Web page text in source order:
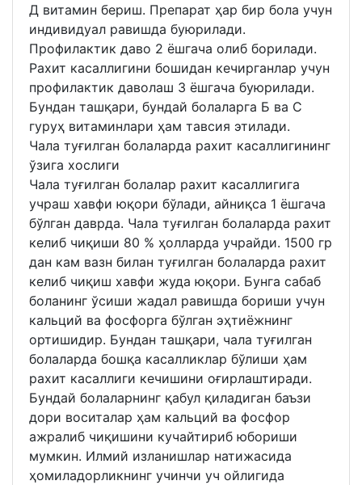
Д витамин бериш. Препарат ҳар бир бола учун
индивидуал равишда буюрилади.
Профилактик даво 2 ёшгача олиб борилади.
Рахит касаллигини бошидан кечирганлар учун
профилактик даволаш 3 ёшгача буюрилади.
Бундан ташқари, бундай болаларга Б ва C
гуруҳ витаминлари ҳам тавсия этилади.
Чала туғилган болаларда рахит касаллигининг
ўзига хослиги
Чала туғилган болалар рахит касаллигига
учраш хавфи юқори бўлади, айниқса 1 ёшгача
бўлган даврда. Чала туғилган болаларда рахит
келиб чиқиши 80 % ҳолларда учрайди. 1500 гр
дан кам вазн билан туғилган болаларда рахит
келиб чиқиш хавфи жуда юқори. Бунга сабаб
боланинг ўсиши жадал равишда бориши учун
кальций ва фосфорга бўлган эҳтиёжнинг
ортишидир. Бундан ташқари, чала туғилган
болаларда бошқа касалликлар бўлиши ҳам
рахит касаллиги кечишини оғирлаштиради.
Бундай болаларнинг қабул қиладиган баъзи
дори воситалар ҳам кальций ва фосфор
ажралиб чиқишини кучайтириб юбориши
мумкин. Илмий изланишлар натижасида
ҳомиладорликнинг учинчи уч ойлигида